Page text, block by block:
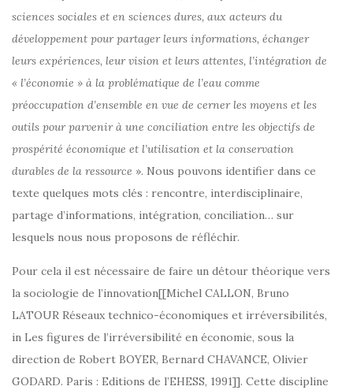
sciences sociales et en sciences dures, aux acteurs du
développement pour partager leurs informations, échanger
leurs expériences, leur vision et leurs attentes, l’intégration de
« l’économie » à la problématique de l’eau comme
préoccupation d’ensemble en vue de cerner les moyens et les
outils pour parvenir à une conciliation entre les objectifs de
prospérité économique et l’utilisation et la conservation
durables de la ressource ». Nous pouvons identifier dans ce
texte quelques mots clés : rencontre, interdisciplinaire,
partage d’informations, intégration, conciliation… sur
lesquels nous nous proposons de réfléchir.
Pour cela il est nécessaire de faire un détour théorique vers
la sociologie de l’innovation[[Michel CALLON, Bruno
LATOUR Réseaux technico-économiques et irréversibilités,
in Les figures de l’irréversibilité en économie, sous la
direction de Robert BOYER, Bernard CHAVANCE, Olivier
GODARD. Paris : Editions de l’EHESS, 1991]]. Cette discipline